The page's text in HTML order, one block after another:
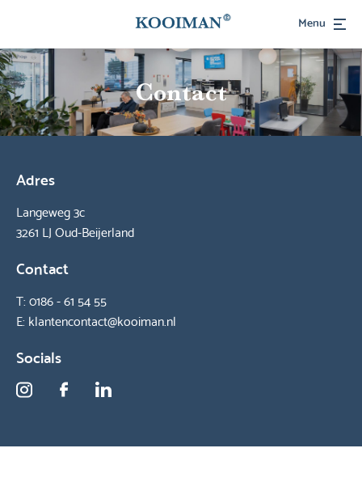
Menu
Contact
Adres
Langeweg 3c
3261 LJ Oud-Beijerland
Contact
T:0186 - 61 54 55
E: klantencontact@kooiman.nl
Socials